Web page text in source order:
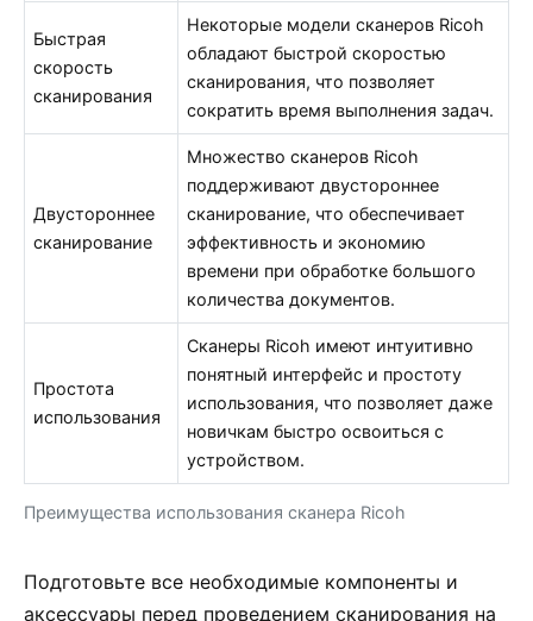
Преимущества использования сканера Ricoh
Быстрая
скорость
сканирования
Некоторые модели сканеров Ricoh
обладают быстрой скоростью
сканирования, что позволяет
сократить время выполнения задач.
Двустороннее
сканирование
Множество сканеров Ricoh
поддерживают двустороннее
сканирование, что обеспечивает
эффективность и экономию
времени при обработке большого
количества документов.
Простота
использования
Сканеры Ricoh имеют интуитивно
понятный интерфейс и простоту
использования, что позволяет даже
новичкам быстро освоиться с
устройством.
Подготовьте все необходимые компоненты и
аксессуары перед проведением сканирования на